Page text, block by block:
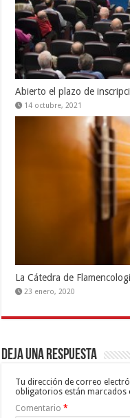
Abierto el plazo de
14 octubre, 2021
La Cátedra de
23 enero, 2020
Deja una respuesta
Tu dirección de correo
obligatorios están marcados
Comentario*